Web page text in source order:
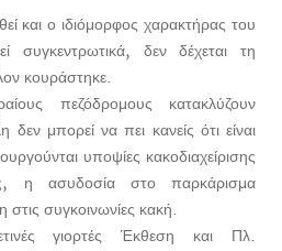
και ο ιδιόμορφος χαρακτήρας του
συγκεντρωτικά, δεν δέχεται τη
κουράστηκε.
πεζόδρομους κατακλύζουν
μπορεί να πει κανείς ότι είναι
υποψίες κακοδιαχείρισης
η ασυδοσία στο παρκάρισμα
συγκοινωνίες κακή.
γιορτές Έκθεση και Πλ.